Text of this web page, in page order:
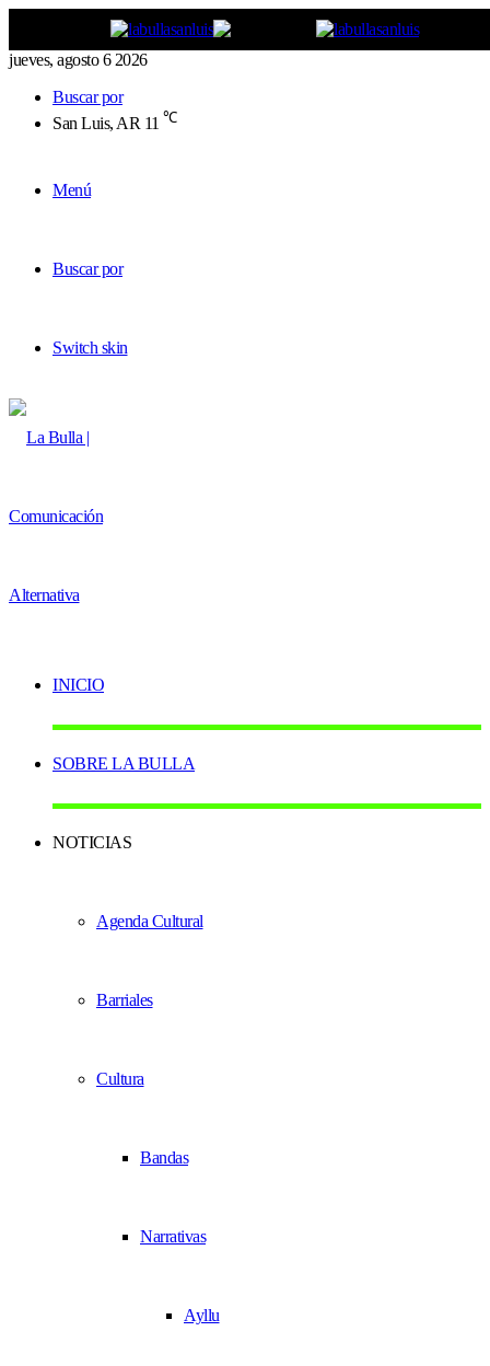
jueves, agosto 6 2026
Buscar por
San Luis, AR 11 ℃
Menú
Buscar por
Switch skin
INICIO
SOBRE LA BULLA
NOTICIAS
Agenda Cultural
Barriales
Cultura
Bandas
Narrativas
Ayllu